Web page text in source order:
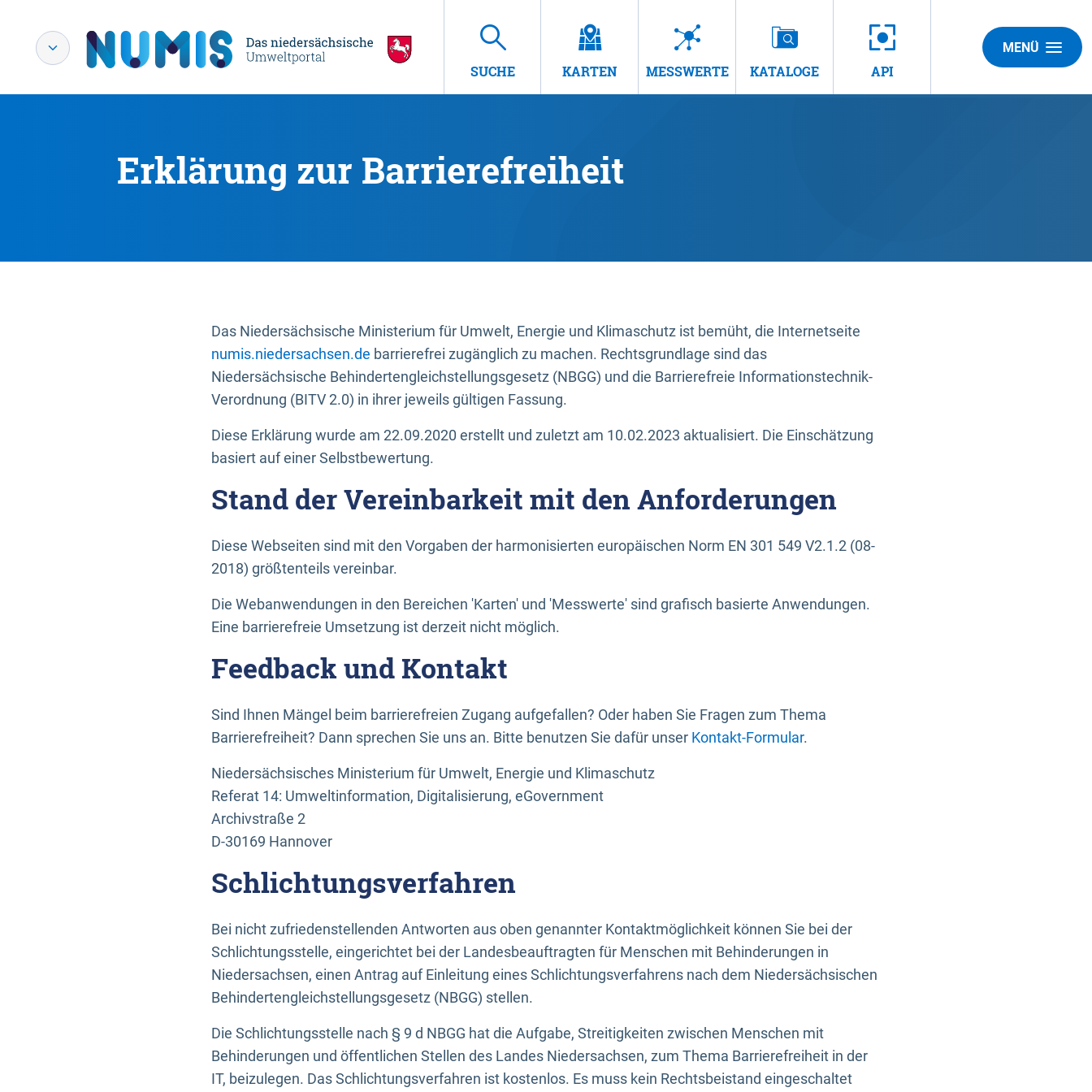
SUCHE KARTEN MESSWERTE KATALOGE API
MENÜ
Erklärung zur Barrierefreiheit
Das Niedersächsische Ministerium für Umwelt, Energie und Klimaschutz ist bemüht, die Internetseite
numis.niedersachsen.de barrierefrei zugänglich zu machen. Rechtsgrundlage sind das
Niedersächsische Behindertengleichstellungsgesetz (NBGG) und die Barrierefreie Informationstechnik-
Verordnung (BITV 2.0) in ihrer jeweils gültigen Fassung.
Diese Erklärung wurde am 22.09.2020 erstellt und zuletzt am 10.02.2023 aktualisiert. Die Einschätzung
basiert auf einer Selbstbewertung.
Stand der Vereinbarkeit mit den Anforderungen
Diese Webseiten sind mit den Vorgaben der harmonisierten europäischen Norm EN 301 549 V2.1.2 (08-
2018) größtenteils vereinbar.
Die Webanwendungen in den Bereichen 'Karten' und 'Messwerte' sind grafisch basierte Anwendungen.
Eine barrierefreie Umsetzung ist derzeit nicht möglich.
Feedback und Kontakt
Sind Ihnen Mängel beim barrierefreien Zugang aufgefallen? Oder haben Sie Fragen zum Thema
Barrierefreiheit? Dann sprechen Sie uns an. Bitte benutzen Sie dafür unser Kontakt-Formular.
Niedersächsisches Ministerium für Umwelt, Energie und Klimaschutz
Referat 14: Umweltinformation, Digitalisierung, eGovernment
Archivstraße 2
D-30169 Hannover
Schlichtungsverfahren
Bei nicht zufriedenstellenden Antworten aus oben genannter Kontaktmöglichkeit können Sie bei der
Schlichtungsstelle, eingerichtet bei der Landesbeauftragten für Menschen mit Behinderungen in
Niedersachsen, einen Antrag auf Einleitung eines Schlichtungsverfahrens nach dem Niedersächsischen
Behindertengleichstellungsgesetz (NBGG) stellen.
Die Schlichtungsstelle nach § 9 d NBGG hat die Aufgabe, Streitigkeiten zwischen Menschen mit
Behinderungen und öffentlichen Stellen des Landes Niedersachsen, zum Thema Barrierefreiheit in der
IT, beizulegen. Das Schlichtungsverfahren ist kostenlos. Es muss kein Rechtsbeistand eingeschaltet